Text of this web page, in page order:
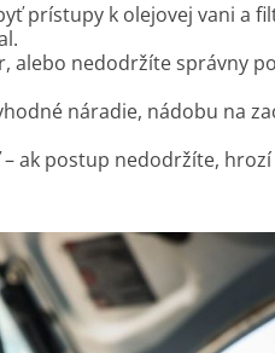
prístupy k olejovej vani a
alebo nedodržíte správny
náradie, nádobu na
ak postup nedodržíte,